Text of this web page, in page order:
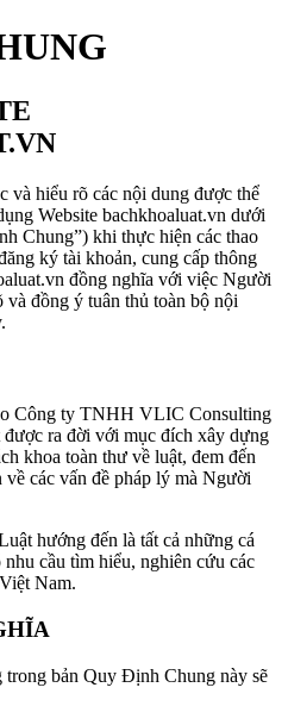
và hiểu rõ các nội dung được thể
Website bachkhoaluat.vn dưới
Chung”) khi thực hiện các thao
ký tài khoản, cung cấp thông
đồng nghĩa với việc Người
đồng ý tuân thủ toàn bộ nội
Công ty TNHH VLIC Consulting
ra đời với mục đích xây dựng
khoa toàn thư về luật, đem đến
các vấn đề pháp lý mà Người
hướng đến là tất cả những cá
cầu tìm hiểu, nghiên cứu các
Nam.
bản Quy Định Chung này sẽ